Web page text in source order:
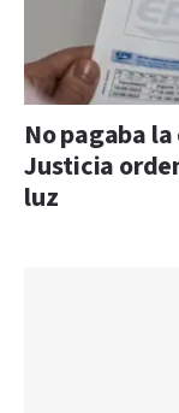
No pagaba
Justicia
luz